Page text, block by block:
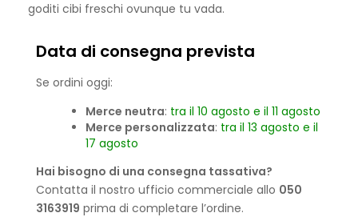
goditi cibi freschi ovunque tu vada.
Data di consegna prevista
Se ordini oggi:
Merce neutra: tra il 10 agosto e il 11 agosto
Merce personalizzata: tra il 13 agosto e il
17 agosto
Hai bisogno di una consegna tassativa?
Contatta il nostro ufficio commerciale allo 050
3163919 prima di completare l’ordine.